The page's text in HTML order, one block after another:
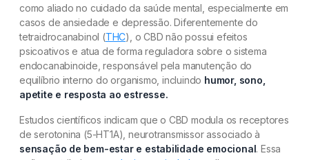
como aliado no cuidado da saúde mental, especialmente em
casos de ansiedade e depressão. Diferentemente do
tetraidrocanabinol (THC), o CBD não possui efeitos
psicoativos e atua de forma reguladora sobre o sistema
endocanabinoide, responsável pela manutenção do
equilíbrio interno do organismo, incluindo humor, sono,
apetite e resposta ao estresse.
Estudos científicos indicam que o CBD modula os receptores
de serotonina (5-HT1A), neurotransmissor associado à
sensação de bem-estar e estabilidade emocional. Essa